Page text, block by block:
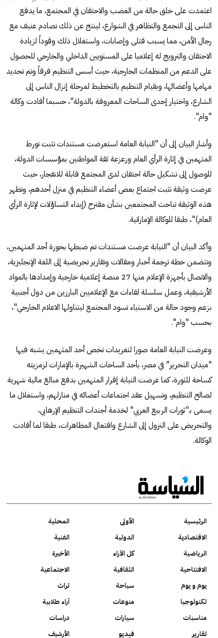
اعتمدت على خلق حالة من الغضب والاحتقان في المجتمع، ما يدفع
الناس إلى التجمع والتظاهر في الشوارع، لينتج عن ذلك تصادم عنيف مع
رجال الأمن، مما يسبب قتلى وإصابات، واستغلال ذلك وقوداً لزيادة
الاحتقان والترويج له إعلاميا على المستويين الداخلي والخارجي للحصول
على الدعم من المنظمات الخارجية، حيث أسس التنظيم فرقاً وتم تحديد
مهامها وأعضائها، وبقيام التنظيم بالتخطيط لمرحلة إنزال الناس إلى
الشارع، واختيار إحدى الساحات المعروفة بالدولة"، حسبما أفادت وكالة
"وام".
وأشار البيان إلى أن "النيابة العامة استعرضت مستندات تثبت تورط
المتهمين في إثارة الرأي العام وزعزعة ثقة المواطنين بمؤسسات الدولة،
للوصول إلى تشكيل حالة احتقان لدى المجتمع قابلة للانفجار، حيث
عرضت وثيقة تثبت اجتماع بعض أعضاء التنظيم في منزل أحدهم، وتظهر
هذه الوثيقة تباحث المجتمعين بشأن مقترح (إبداء التساؤلات لإثارة الرأي
العام)"، طبقا للوكالة الإماراتية.
وأكد البيان أن "النيابة عرضت مستندات تم ضبطها بحوزة أحد المتهمين،
وتتضمن خطة ترجمة أخبار ومقالات وتقارير تحريضية إلى اللغة الإنجليزية،
والاتصال بأجهزة الإعلام منها 27 منصة إعلامية خارجية وإمدادها بالمواد
الأرشيفية، وعمل سلسلة لقاءات مع الإعلاميين البارزين من دول أجنبية
بزعم وجود حالة من الاستياء تسود المجتمع ليتناولها الاعلام الخارجي"،
بحسب "وام".
وعرضت النيابة العامة صورا لتغريدات تخص أحد المتهمين يشبه فيها
"ميدان التحرير" في مصر، بأحد الساحات الشهيرة بالإمارات لرمزيته
كساحة للثورة، كما عرضت النيابة إقرار المتهمين بدفع مبالغ مالية شهرية
لصالح التنظيم، وتسهيل عقد اجتماعات أعضائه في منازلهم، واستغلال ما
يسمى بـ"ثورات الربيع العربي" لخدمة أجندات التنظيم الإرهابي،
والتحريض على النزول إلى الشارع وافتعال المظاهرات، طبقا لما أفادت
الوكالة.
الرئيسية الأولى
المحلية
الاقتصادية
الدولية
الفنية
الرياضية
كل الآراء
الأخيرة
الافتتاحية
الثقافية
الاجتماعية
يوم و يوم
سياحة
تراث
تكنولوجيا
منوعات
آراء طلابية
مناسبات
سيارات
دراسات
تقارير
فيديو الأرشيف